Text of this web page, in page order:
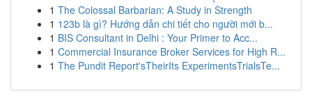
1 The Colossal Barbarian: A Study in Strength
1 123b là gì? Hướng dẫn chi tiết cho người mới b...
1 BIS Consultant in Delhi : Your Primer to Acc...
1 Commercial Insurance Broker Services for High R...
1 The Pundit Report'sTheirIts ExperimentsTrialsTe...